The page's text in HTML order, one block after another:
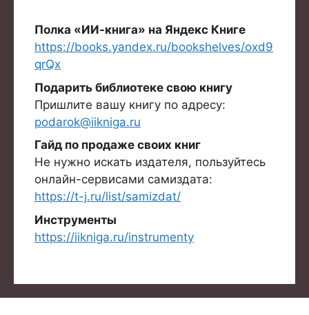
Полка «ИИ-книга» на Яндекс Книге
https://books.yandex.ru/bookshelves/oxd9
qrQx
Подарить библиотеке свою книгу
Пришлите вашу книгу по адресу:
podarok@iikniga.ru
Гайд по продаже своих книг
Не нужно искать издателя, пользуйтесь
онлайн-сервисами самиздата:
https://t-j.ru/list/samizdat/
Инструменты
https://iikniga.ru/instrumenty